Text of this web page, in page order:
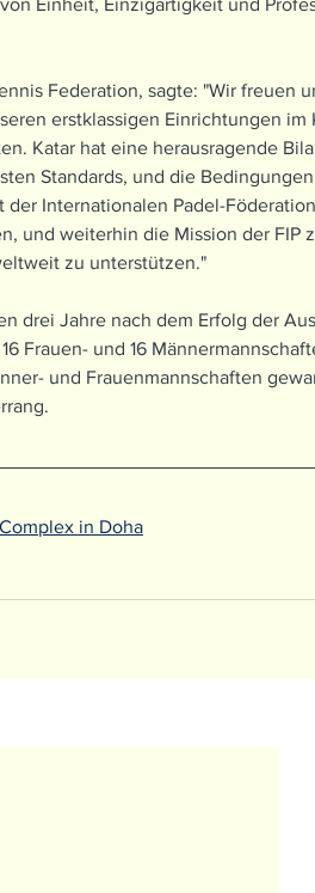
Einheit, Einzigartigkeit und
Federation, sagte: "Wir freuen
erstklassigen Einrichtungen im
Katar hat eine herausragende
Standards, und die
Internationalen Padel-
und weiterhin die Mission der FIP
zu unterstützen."
drei Jahre nach dem Erfolg der
Frauen- und 16
und Frauenmannschaften
in Doha